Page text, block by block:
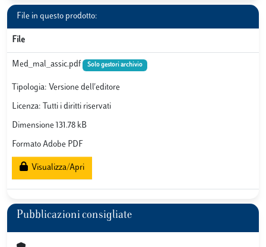
File in questo prodotto:
File
Med_mal_assic.pdf Solo gestori archivio
Tipologia: Versione dell'editore
Licenza: Tutti i diritti riservati
Dimensione 131.78 kB
Formato Adobe PDF
Visualizza/Apri
Pubblicazioni consigliate